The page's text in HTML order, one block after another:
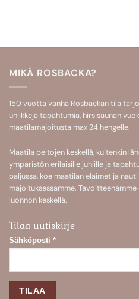
MIKÄ ROSBACKA?
150 vuotta vanha Rosbackan tila
uniikkeja tapahtumia, hirsisaunan
maatilamajoitusta max 24 hengelle.
Maatila peltojen keskellä, kuitenkin
ympäristön erilaisille juhlille ja
paljussa, koe maatilan eläimet ja
majoituksessamme.
luonnon keskellä.
Tilaa uutiskirje
Sähköposti *